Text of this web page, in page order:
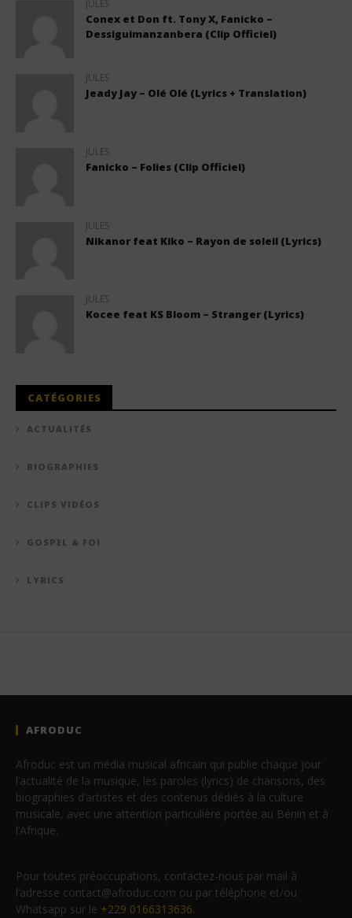
JULES
Conex et Don ft. Tony X, Fanicko –
Dessiguimanzanbera (Clip Officiel)
JULES
Jeady Jay – Olé Olé (Lyrics + Translation)
JULES
Fanicko – Folies (Clip Officiel)
JULES
Nikanor feat Kiko – Rayon de soleil (Lyrics)
JULES
Kocee feat KS Bloom – Stranger (Lyrics)
CATÉGORIES
ACTUALITÉS
BIOGRAPHIES
CLIPS VIDÉOS
GOSPEL & FOI
LYRICS
AFRODUC
Afroduc est un média musical africain qui publie chaque jour
l’actualité de la musique, les paroles (lyrics) de chansons, des
biographies d’artistes et des contenus dédiés à la culture
musicale, avec une attention particulière portée au Bénin et à
l’Afrique.
Pour toutes préoccupations, contactez-nous par mail à
l’adresse contact@afroduc.com ou par téléphone et/ou
Whatsapp sur le +229 0166313636.